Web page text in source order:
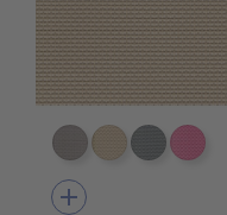
DB0104 TAUPE
DB0113 BEIGE
add